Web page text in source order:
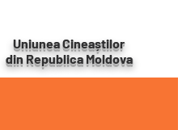
Uniunea Cineaștilor
din Republica Moldova